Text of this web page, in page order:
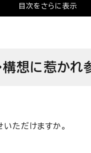
目次をさらに表示
在感を高め、社会に
構想に惹かれ
ただけますか。